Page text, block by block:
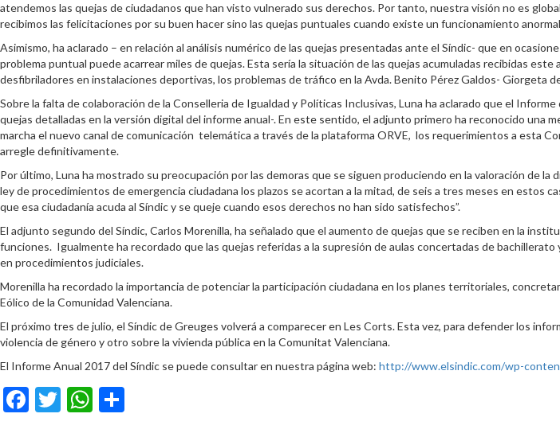
atendemos las quejas de ciudadanos que han visto vulnerado sus derechos. Por tanto, nuestra visión no es
recibimos las felicitaciones por su buen hacer sino las quejas puntuales cuando existe un funcionamiento
Asimismo, ha aclarado – en relación al análisis numérico de las quejas presentadas ante el Síndic- que en
problema puntual puede acarrear miles de quejas. Esta sería la situación de las quejas acumuladas recibidas
desfibriladores en instalaciones deportivas, los problemas de tráfico en la Avda. Benito Pérez Galdos- Giorgeta
Sobre la falta de colaboración de la Conselleria de Igualdad y Políticas Inclusivas, Luna ha aclarado que el
quejas detalladas en la versión digital del informe anual-. En este sentido, el adjunto primero ha reconocido una
marcha el nuevo canal de comunicación telemática a través de la plataforma ORVE, los requerimientos a esta
arregle definitivamente.
Por último, Luna ha mostrado su preocupación por las demoras que se siguen produciendo en la valoración de
ley de procedimientos de emergencia ciudadana los plazos se acortan a la mitad, de seis a tres meses en estos
que esa ciudadanía acuda al Síndic y se queje cuando esos derechos no han sido satisfechos”.
El adjunto segundo del Síndic, Carlos Morenilla, ha señalado que el aumento de quejas que se reciben en la
funciones. Igualmente ha recordado que las quejas referidas a la supresión de aulas concertadas de
en procedimientos judiciales.
Morenilla ha recordado la importancia de potenciar la participación ciudadana en los planes territoriales,
Eólico de la Comunidad Valenciana.
El próximo tres de julio, el Síndic de Greuges volverá a comparecer en Les Corts. Esta vez, para defender los
violencia de género y otro sobre la vivienda pública en la Comunitat Valenciana.
El Informe Anual 2017 del Síndic se puede consultar en nuestra página web: http://www.elsindic.com/wp-
Facebook
TwitterWhatsApp